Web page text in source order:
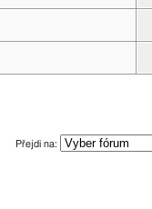
Přejdi na: